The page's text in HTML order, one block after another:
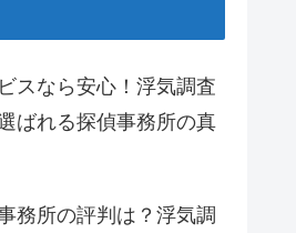
スなら安心！浮気調査
ばれる探偵事務所の真
務所の評判は？浮気調